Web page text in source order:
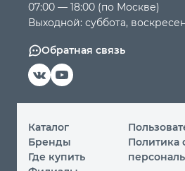
07:00 — 18:00 (по Москве)
Выходной: суббота,
Обратная связь
Каталог
Бренды
Где купить
Политика